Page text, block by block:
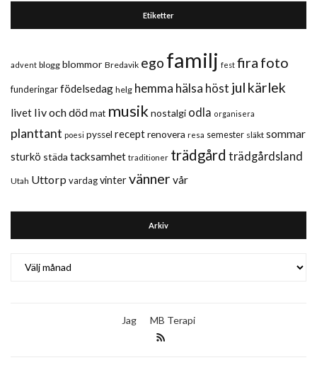
Etiketter
advent blogg blommor Bredavik ego familj fest fira foto
funderingarfödelsedag helg hemma hälsa höst jul kärlek
livet liv och dödmat musik nostalgi odla organisera
planttant poesi pyssel receptrenovera resa semester släkt sommar
sturkö städa tacksamhet traditioner trädgård trädgårdsland
Utah Uttorp vardagvintervänner vår
Arkiv
Jag MB Terapi